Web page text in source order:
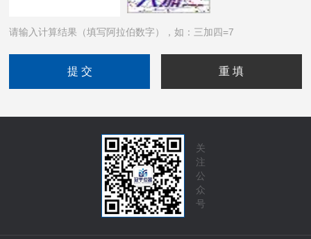
请输入计算结果（填写阿拉伯数字），如：三加四=7
关
注
公
众
号